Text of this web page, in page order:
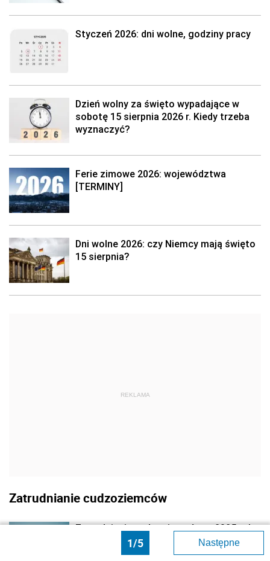
1/5 Następne
Styczeń 2026: dni wolne, godziny pracy
Dzień wolny za święto wypadające w
sobotę 15 sierpnia 2026 r. Kiedy trzeba
wyznaczyć?
Ferie zimowe 2026: województwa
[TERMINY]
Dni wolne 2026: czy Niemcy mają święto
15 sierpnia?
REKLAMA
Zatrudnianie cudzoziemców
Zatrudnianie cudzoziemców w 2025 roku
[Przewodnik i zmiany krok po kroku]